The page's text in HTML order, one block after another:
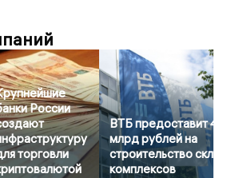
России
торговли
ВТБ предоставит 4,9
млрд рублей на
строительство
комплексов